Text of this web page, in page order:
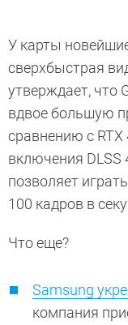
У карты
сверхбыстрая
утверждает, что
вдвое большую
сравнению с RTX
включения DLSS
позволяет
100 кадров в
Что еще?
Samsung
компания